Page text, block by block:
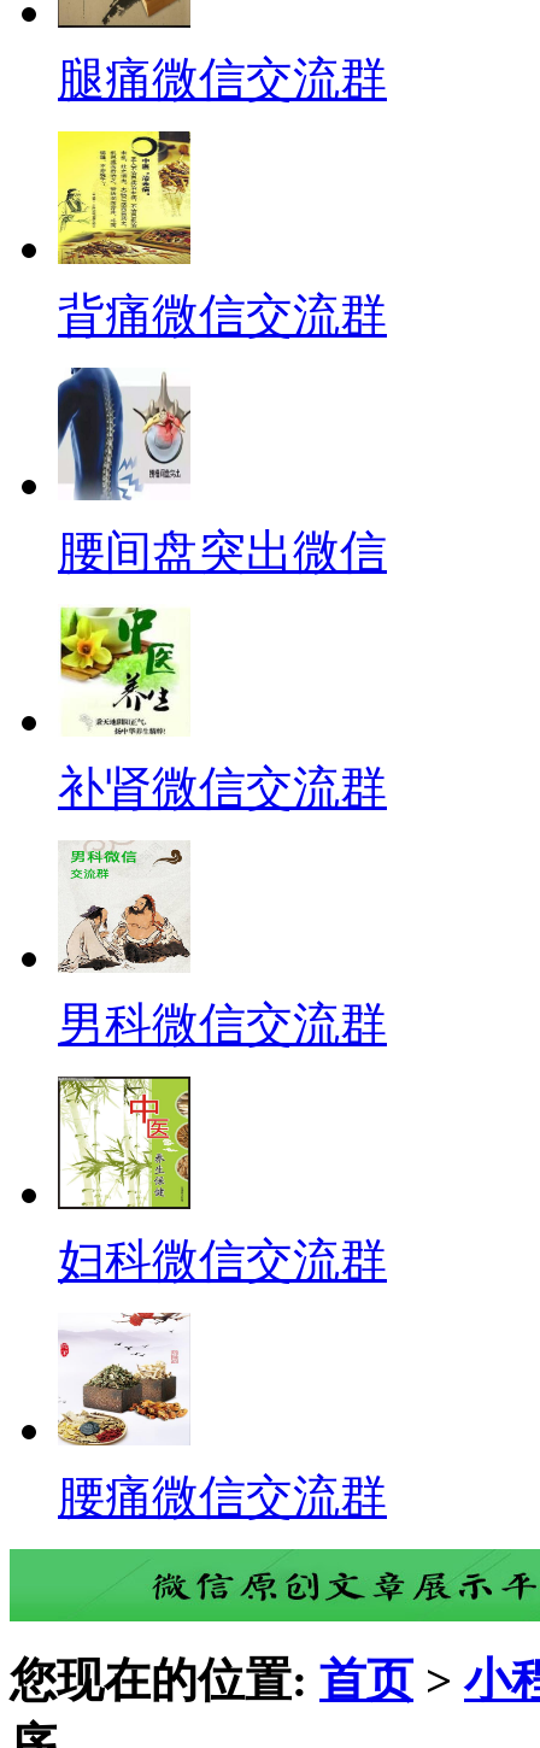
腿痛微信交流群
背痛微信交流群
腰间盘突出微信
补肾微信交流群
男科微信交流群
妇科微信交流群
腰痛微信交流群
您现在的位置: 首页 >小